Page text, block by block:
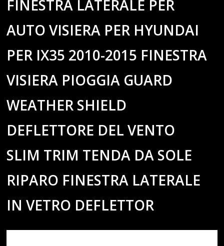
FINESTRA LATERALE PER
AUTO VISIERA PER HYUNDAI
PER IX35 2010-2015 FINESTRA
VISIERA PIOGGIA GUARD
WEATHER SHIELD
DEFLETTORE DEL VENTO
SLIM TRIM TENDA DA SOLE
RIPARO FINESTRA LATERALE
IN VETRO DEFLETTOR